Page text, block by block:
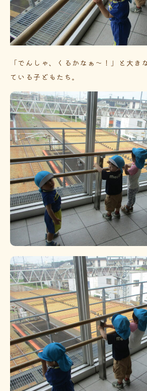
「でんしゃ、くるかなぁ～！」と大き
ている子どもたち。